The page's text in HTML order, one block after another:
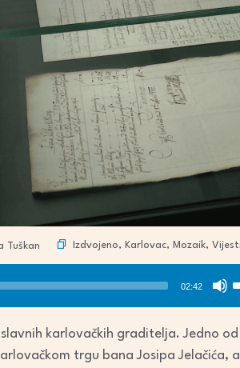
Tuškan Izdvojeno, Karlovac, Mozaik, Vijesti
02:42
karlovačkih graditelja. Jedno
trgu bana Josipa Jelačića,